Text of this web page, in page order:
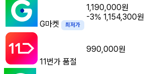
G마켓 최저가
1,190,000원
-3% 1,154,300원
11번가 품절
990,000원